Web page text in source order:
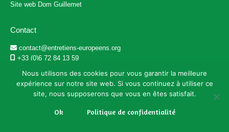
Site web Dom Guillemet
Contact
contact@entretiens-europeens.org
+33 (0)6 72 84 13 59
Adresse
9 rue des Larris 93800 Épinay-sur-Seine
Nous utilisons des cookies pour vous garantir la meilleure
expérience sur notre site web. Si vous continuez à utiliser ce
site, nous supposerons que vous en êtes satisfait.
Ok Politique de confidentialité